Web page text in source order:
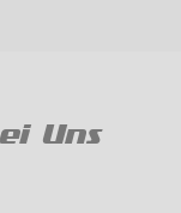
Uns